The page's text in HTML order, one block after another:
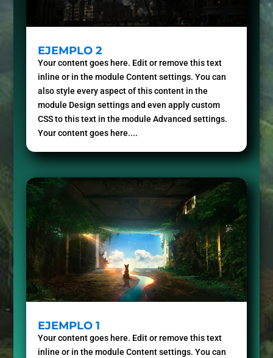
EJEMPLO 2
Your content goes here. Edit or remove this text
inline or in the module Content settings. You can
also style every aspect of this content in the
module Design settings and even apply custom
CSS to this text in the module Advanced settings.
Your content goes here....
EJEMPLO 1
Your content goes here. Edit or remove this text
inline or in the module Content settings. You can